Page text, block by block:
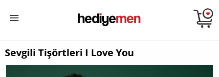
Sevgili Tişörtleri I Love You